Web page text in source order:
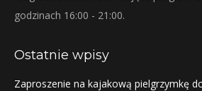
godzinach 16:00 - 21:00.
Ostatnie wpisy
Zaproszenie na kajakową pielgrzymkę